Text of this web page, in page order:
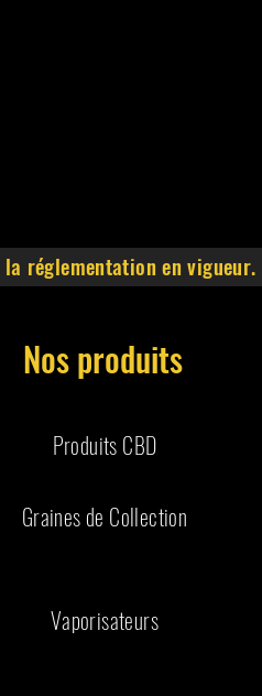
réglementation en vigueur.
Nos produits
Produits CBD
Graines de Collection
Vaporisateurs